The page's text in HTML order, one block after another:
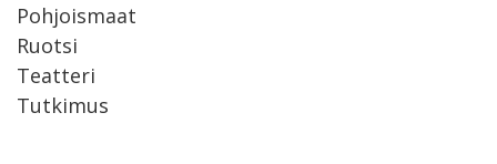
Pohjoismaat
Ruotsi
Teatteri
Tutkimus